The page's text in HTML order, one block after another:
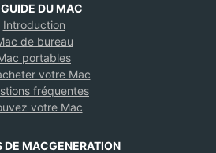
DU MAC
Introduction
de bureau
portables
votre Mac
fréquentes
votre Mac
DE MACGENERATION